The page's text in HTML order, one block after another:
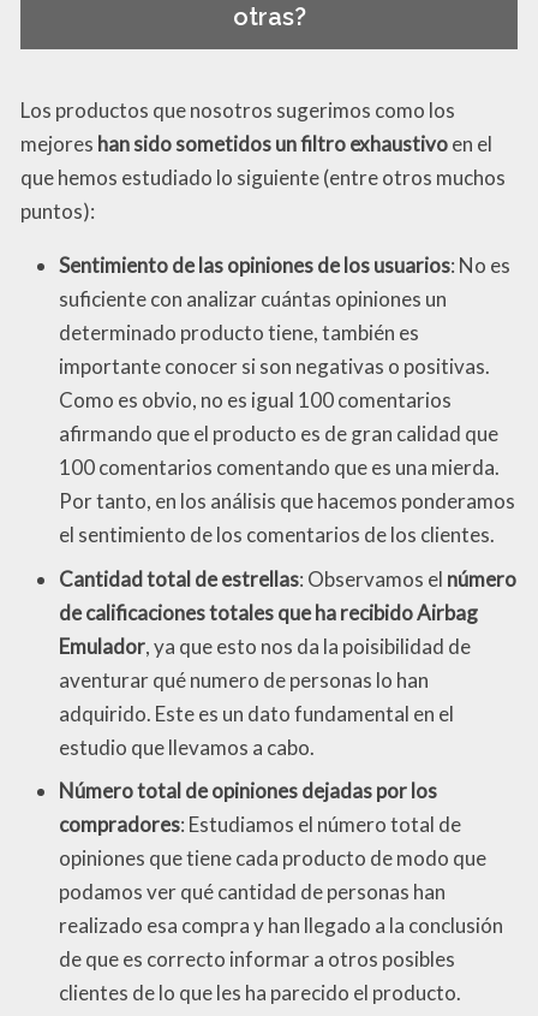
otras?
Los productos que nosotros sugerimos como los
mejores han sido sometidos un filtro exhaustivoen el
que hemos estudiado lo siguiente (entre otros muchos
puntos):
Sentimiento de las opiniones de los usuarios: No es
suficiente con analizar cuántas opiniones un
determinado producto tiene, también es
importante conocer si son negativas o positivas.
Como es obvio, no es igual 100 comentarios
afirmando que el producto es de gran calidad que
100 comentarios comentando que es una mierda.
Por tanto, en los análisis que hacemos ponderamos
el sentimiento de los comentarios de los clientes.
Cantidad total de estrellas: Observamos el número
de calificaciones totales que ha recibido Airbag
Emulador, ya que esto nos da la poisibilidad de
aventurar qué numero de personas lo han
adquirido. Este es un dato fundamental en el
estudio que llevamos a cabo.
Número total de opiniones dejadas por los
compradores: Estudiamos el número total de
opiniones que tiene cada producto de modo que
podamos ver qué cantidad de personas han
realizado esa compra y han llegado a la conclusión
de que es correcto informar a otros posibles
clientes de lo que les ha parecido el producto.